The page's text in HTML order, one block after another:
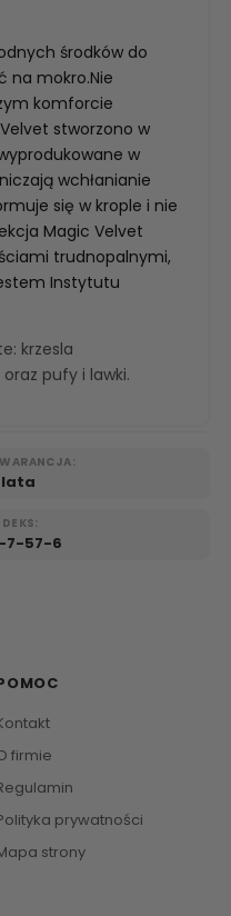
środków do
na mokro.Nie
komforcie
stworzono w
w
wchłanianie
się w krople i nie
Magic Velvet
trudnopalnymi,
Instytutu
krzesla
oraz pufy i lawki.
lata
7-57-6
firmie
prywatności
strony